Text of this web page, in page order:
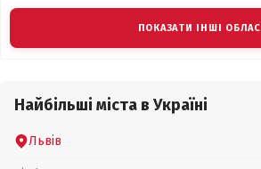
ПОКАЗАТИ ІНШІ
Найбільші міста в Україні
Львів